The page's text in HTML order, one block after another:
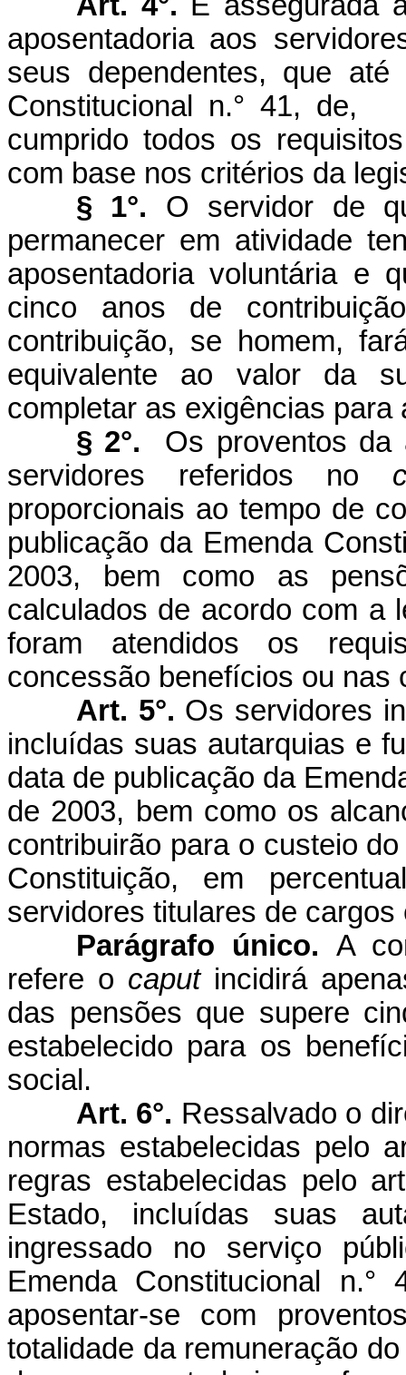
aposentadoria aos
seus dependentes, que
Constitucional n.° 41, de,
cumprido todos os
com base nos critérios da
§ 1°. O servidor de
permanecer em atividade
aposentadoria voluntária e
cinco anos de
contribuição, se homem,
equivalente ao valor da
completar as exigências
§ 2°.
Os proventos da
servidores referidos no
proporcionais ao tempo de
publicação da Emenda
2003, bem como as
calculados de acordo com a
foram atendidos os
concessão benefícios ou nas
Art. 5°. Os servidores
incluídas suas autarquias e
data de publicação da
de 2003, bem como os
contribuirão para o custeio
Constituição, em
servidores titulares de cargos
Parágrafo único. A
refere o caputincidirá
das pensões que supere
estabelecido para os
social.
Art. 6°. Ressalvado o
normas estabelecidas pelo
regras estabelecidas pelo
Estado, incluídas suas
ingressado no serviço
Emenda Constitucional
aposentar-se com
totalidade da remuneração